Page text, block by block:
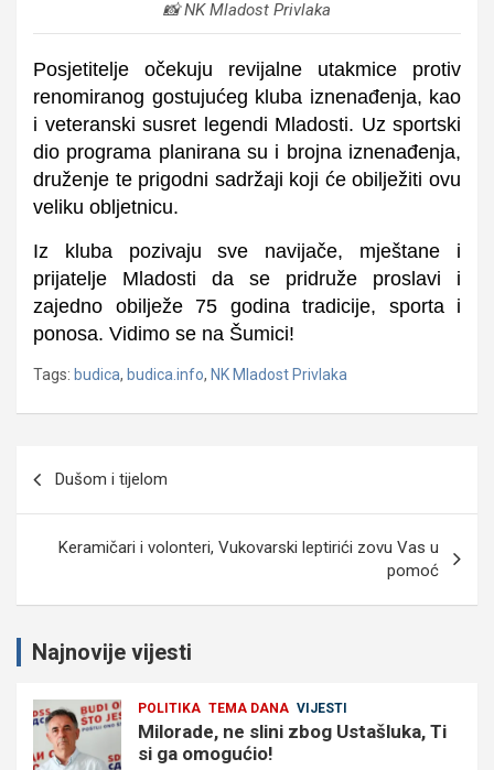
📸 NK Mladost Privlaka
Posjetitelje očekuju revijalne utakmice protiv
renomiranog gostujućeg kluba iznenađenja, kao
i veteranski susret legendi Mladosti. Uz sportski
dio programa planirana su i brojna iznenađenja,
druženje te prigodni sadržaji koji će obilježiti ovu
veliku obljetnicu.
Iz kluba pozivaju sve navijače, mještane i
prijatelje Mladosti da se pridruže proslavi i
zajedno obilježe 75 godina tradicije, sporta i
ponosa. Vidimo se na Šumici!
Tags: budica, budica.info, NK Mladost Privlaka
Dušom i tijelom
Keramičari i volonteri, Vukovarski leptirići zovu Vas u
pomoć
Najnovije vijesti
POLITIKA TEMA DANA VIJESTI
Milorade, ne slini zbog Ustašluka, Ti
si ga omogućio!